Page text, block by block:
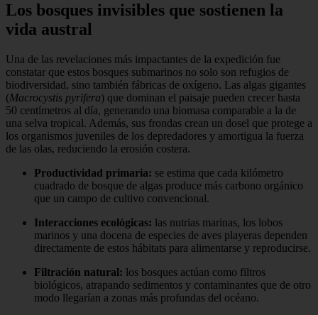
Los bosques invisibles que sostienen la
vida austral
Una de las revelaciones más impactantes de la expedición fue
constatar que estos bosques submarinos no solo son refugios de
biodiversidad, sino también fábricas de oxígeno. Las algas gigantes
(Macrocystis pyrifera) que dominan el paisaje pueden crecer hasta
50 centímetros al día, generando una biomasa comparable a la de
una selva tropical. Además, sus frondas crean un dosel que protege a
los organismos juveniles de los depredadores y amortigua la fuerza
de las olas, reduciendo la erosión costera.
Productividad primaria: se estima que cada kilómetro
cuadrado de bosque de algas produce más carbono orgánico
que un campo de cultivo convencional.
Interacciones ecológicas: las nutrias marinas, los lobos
marinos y una docena de especies de aves playeras dependen
directamente de estos hábitats para alimentarse y reproducirse.
Filtración natural: los bosques actúan como filtros
biológicos, atrapando sedimentos y contaminantes que de otro
modo llegarían a zonas más profundas del océano.